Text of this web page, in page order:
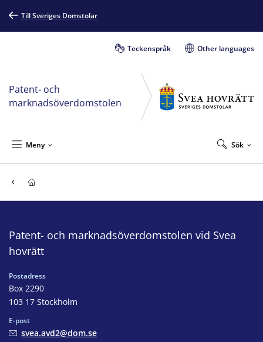
Till Sveriges Domstolar
Teckenspråk Other languages
Patent- och
marknadsöverdomstolen
Sök
Meny
Patent- och marknadsöverdomstolen vid Svea
hovrätt
Postadress
Box 2290
103 17 Stockholm
E-post
svea.avd2@dom.se